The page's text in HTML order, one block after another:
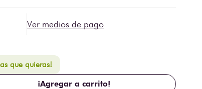
Ver medios de pago
que quieras!
¡Agregar a carrito!